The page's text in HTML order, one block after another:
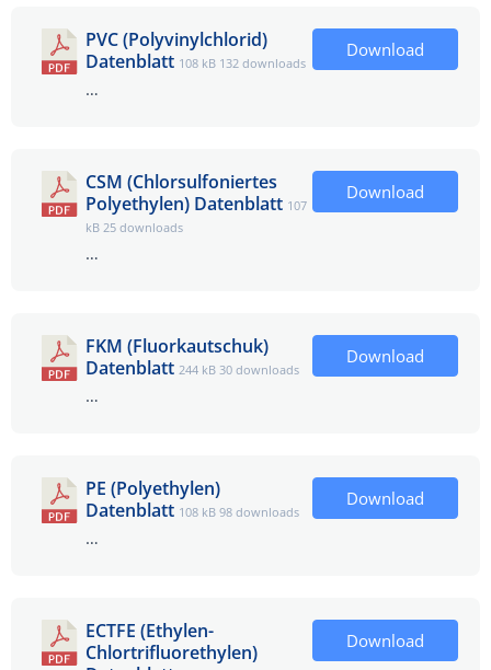
PVC (Polyvinylchlorid)
Datenblatt 108 kB 132 downloads
…
Download
CSM (Chlorsulfoniertes
Polyethylen) Datenblatt 107
kB 25 downloads
…
Download
FKM (Fluorkautschuk)
Datenblatt 244 kB 30 downloads
…
Download
PE (Polyethylen)
Datenblatt 108 kB 98 downloads
…
Download
ECTFE (Ethylen-
Chlortrifluorethylen)
Download